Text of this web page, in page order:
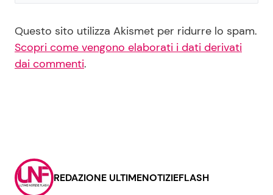
Questo sito utilizza Akismet per ridurre lo spam.
Scopri come vengono elaborati i dati derivati
dai commenti.
REDAZIONE ULTIMENOTIZIEFLASH